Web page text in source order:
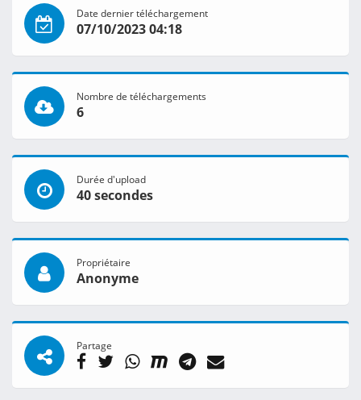
Date dernier téléchargement
07/10/2023 04:18
Nombre de téléchargements
6
Durée d'upload
40 secondes
Propriétaire
Anonyme
Partage